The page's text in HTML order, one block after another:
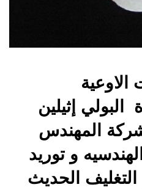
إثيلين
المهندس
و توريد
الحديث